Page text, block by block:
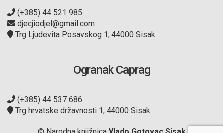
(+385) 44 521 985
djecjiodjel@gmail.com
Trg Ljudevita Posavskog 1, 44000 Sisak
Ogranak Caprag
(+385) 44 537 686
Trg hrvatske državnosti 1, 44000 Sisak